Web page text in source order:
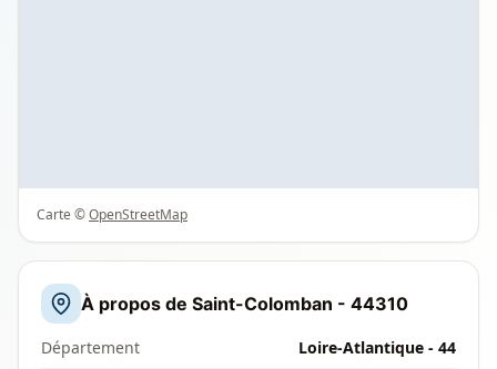
Carte ©OpenStreetMap
À propos de Saint-Colomban - 44310
Département Loire-Atlantique - 44